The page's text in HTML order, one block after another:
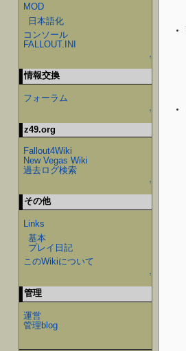
MOD
日本語化
コンソール
FALLOUT.INI
↑
情報交換
フォーラム
↑
z49.org
Fallout4Wiki
New Vegas Wiki
過去ログ検索
↑
その他
Links
基本
プレイ日記
このWikiについて
↑
管理
運営
管理blog